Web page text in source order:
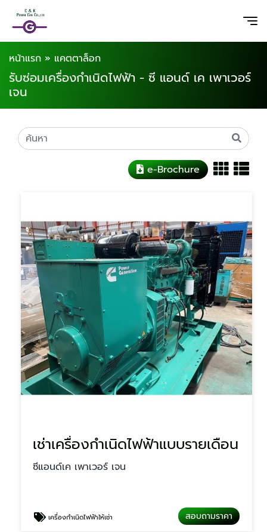
หน้าแรก » แคตตาล็อก
รับซ่อมเครื่องกำเนิดไฟฟ้า - ซี แอนด์ เค เพาเวอร์
เจน
e-Brochure
เช่าเครื่องกำเนิดไฟฟ้าแบบรายเดือน
ซีแอนด์เค เพาเวอร์ เจน
เครื่องกำเนิดไฟฟ้าให้เช่า สอบถามราคา